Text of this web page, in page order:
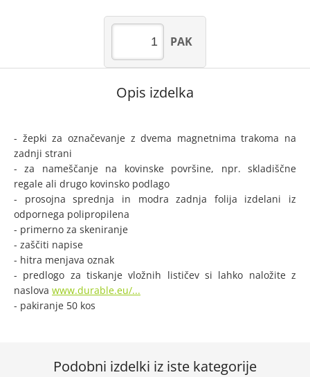
PAK
Opis izdelka
- žepki za označevanje z dvema magnetnima trakoma na
zadnji strani
- za nameščanje na kovinske površine, npr. skladiščne
regale ali drugo kovinsko podlago
- prosojna sprednja in modra zadnja folija izdelani iz
odpornega polipropilena
- primerno za skeniranje
- zaščiti napise
- hitra menjava oznak
- predlogo za tiskanje vložnih lističev si lahko naložite z
naslova www.durable.eu/...
- pakiranje 50 kos
Podobni izdelki iz iste kategorije